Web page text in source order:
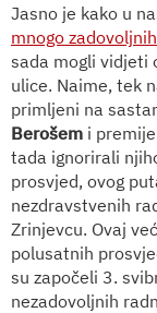
Jasno je kako u
mnogo
sada mogli vidjeti
ulice. Naime, tek
primljeni na
Berošem i
tada ignorirali
prosvjed, ovog
nezdravstvenih
Zrinjevcu. Ovaj
polusatnih
su započeli 3.
nezadovoljnih